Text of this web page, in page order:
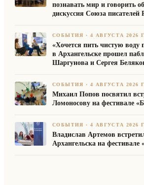
познавать мир и говорить
дискуссия Союза писателей
СОБЫТИЯ ·4 АВГУСТА 2026
«Хочется пить чистую воду
в Архангельске прошел
Шаргунова и Сергея
СОБЫТИЯ ·4 АВГУСТА 2026
Михаил Попов посвятил
Ломоносову на фестивале
СОБЫТИЯ ·4 АВГУСТА 2026
Владислав Артемов
Архангельска на